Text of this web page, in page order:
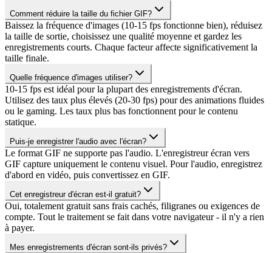
Comment réduire la taille du fichier GIF?
Baissez la fréquence d'images (10-15 fps fonctionne bien), réduisez
la taille de sortie, choisissez une qualité moyenne et gardez les
enregistrements courts. Chaque facteur affecte significativement la
taille finale.
Quelle fréquence d'images utiliser?
10-15 fps est idéal pour la plupart des enregistrements d'écran.
Utilisez des taux plus élevés (20-30 fps) pour des animations fluides
ou le gaming. Les taux plus bas fonctionnent pour le contenu
statique.
Puis-je enregistrer l'audio avec l'écran?
Le format GIF ne supporte pas l'audio. L'enregistreur écran vers
GIF capture uniquement le contenu visuel. Pour l'audio, enregistrez
d'abord en vidéo, puis convertissez en GIF.
Cet enregistreur d'écran est-il gratuit?
Oui, totalement gratuit sans frais cachés, filigranes ou exigences de
compte. Tout le traitement se fait dans votre navigateur - il n'y a rien
à payer.
Mes enregistrements d'écran sont-ils privés?